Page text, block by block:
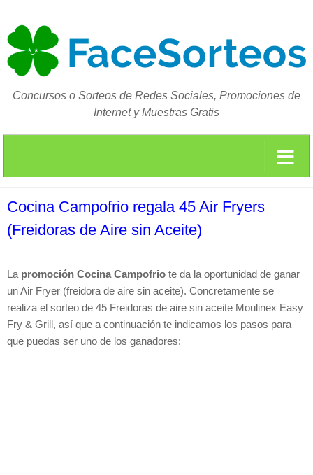
Concursos o Sorteos de Redes Sociales, Promociones de
Internet y Muestras Gratis
Cocina Campofrio regala 45 Air Fryers
(Freidoras de Aire sin Aceite)
La promoción Cocina Campofrio te da la oportunidad de ganar
un Air Fryer (freidora de aire sin aceite). Concretamente se
realiza el sorteo de 45 Freidoras de aire sin aceite Moulinex Easy
Fry & Grill, así que a continuación te indicamos los pasos para
que puedas ser uno de los ganadores: